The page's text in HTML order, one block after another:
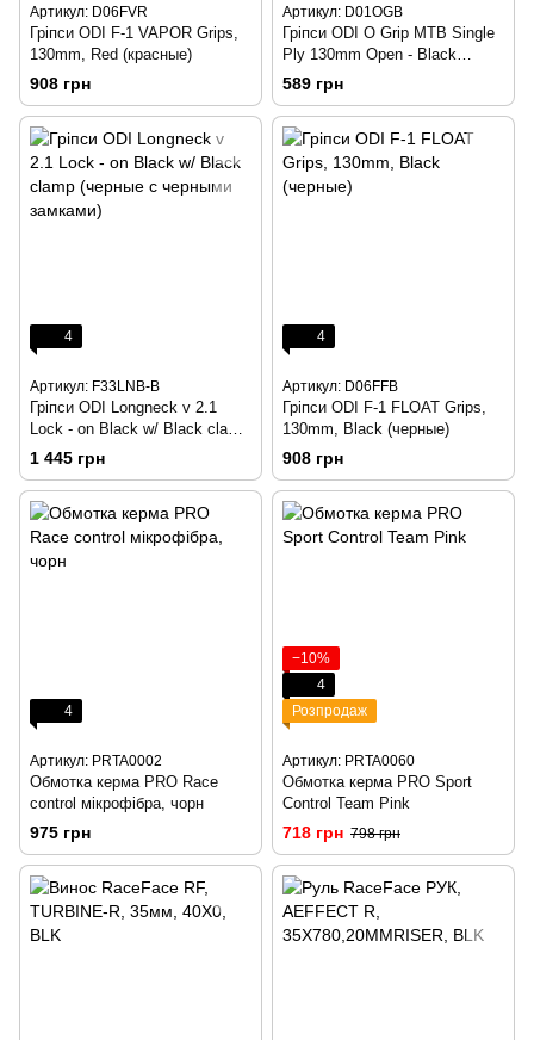
Артикул: D06FVR
Гріпси ODI F-1 VAPOR Grips,
130mm, Red (красные)
908 грн
Артикул: D01OGB
Гріпси ODI O Grip MTB Single
Ply 130mm Open - Black
(черные, без замков)
589 грн
4
Артикул: F33LNB-B
Гріпси ODI Longneck v 2.1
Lock - on Black w/ Black clamp
(черные с черными замками)
1 445 грн
4
Артикул: D06FFB
Гріпси ODI F-1 FLOAT Grips,
130mm, Black (черные)
908 грн
4
Артикул: PRTA0002
Обмотка керма PRO Race
control мікрофібра, чорн
975 грн
−10%
4
Розпродаж
Артикул: PRTA0060
Обмотка керма PRO Sport
Control Team Pink
718 грн 798 грн